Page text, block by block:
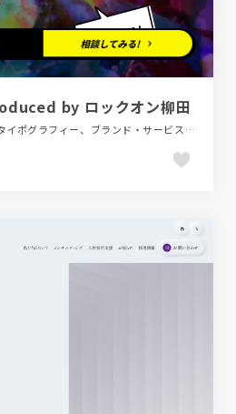
by ロックオン柳田
カラフル、サービス紹介、タイポグラフィー、ブランド・サービスサイト、ポップ、動画が流れる